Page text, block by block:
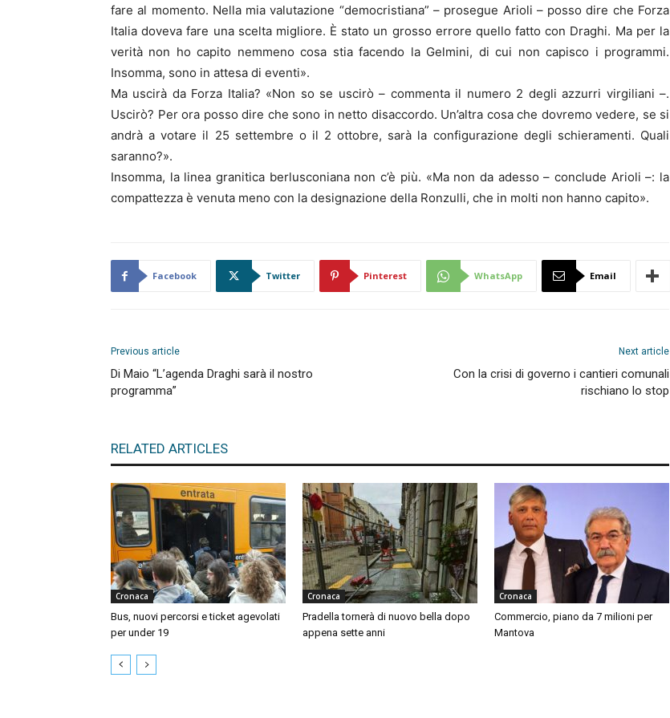
fare al momento. Nella mia valutazione “democristiana” – prosegue Arioli – posso dire che Forza
Italia doveva fare una scelta migliore. È stato un grosso errore quello fatto con Draghi. Ma per la
verità non ho capito nemmeno cosa stia facendo la Gelmini, di cui non capisco i programmi.
Insomma, sono in attesa di eventi».
Ma uscirà da Forza Italia? «Non so se uscirò – commenta il numero 2 degli azzurri virgiliani –.
Uscirò? Per ora posso dire che sono in netto disaccordo. Un’altra cosa che dovremo vedere, se si
andrà a votare il 25 settembre o il 2 ottobre, sarà la configurazione degli schieramenti. Quali
saranno?».
Insomma, la linea granitica berlusconiana non c’è più. «Ma non da adesso – conclude Arioli –: la
compattezza è venuta meno con la designazione della Ronzulli, che in molti non hanno capito».
Facebook Twitter Pinterest WhatsApp Email
Previous article
Di Maio “L’agenda Draghi sarà il nostro
programma”
Next article
Con la crisi di governo i cantieri comunali
rischiano lo stop
RELATED ARTICLES
Cronaca
Bus, nuovi percorsi e ticket agevolati
per under 19
Cronaca
Pradella tornerà di nuovo bella dopo
appena sette anni
Cronaca
Commercio, piano da 7 milioni per
Mantova